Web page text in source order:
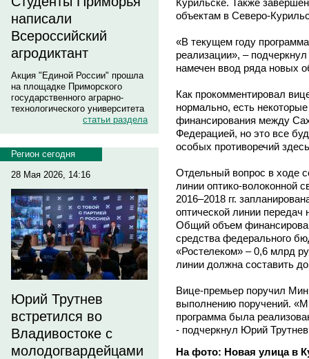
написали
Всероссийский
агродиктант
Акция "Единой России" прошла
на площадке Приморского
государственного аграрно-
технологического университета
статьи раздела
Регион сегодня
28 Мая 2026, 14:16
Юрий Трутнев
встретился во
Владивостоке с
молодогвардейцами
объектам в Северо-
«В текущем году
реализации», –
намечен ввод ряда новых
Как прокомментировал
нормально, есть
финансирования между
Федерацией, но это все
особых противоречий
Отдельный вопрос в ходе
линии оптико-волоконной
2016–2018 гг.
оптической линии
Общий объем
средства федерального
«Ростелеком» – 0,6 млрд
линии должна составить
Вице-премьер поручил
выполнению поручений.
программа была
- подчеркнул Юрий
На фото: Новая улица в